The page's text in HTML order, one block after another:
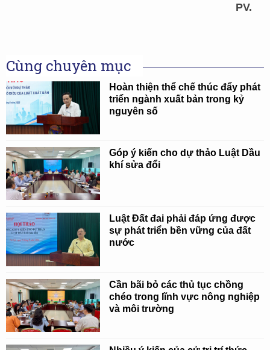
PV.
Cùng chuyên mục
Hoàn thiện thể chế thúc đẩy phát
triển ngành xuất bản trong kỷ
nguyên số
Góp ý kiến cho dự thảo Luật Dầu
khí sửa đổi
Luật Đất đai phải đáp ứng được
sự phát triển bền vững của đất
nước
Cần bãi bỏ các thủ tục chồng
chéo trong lĩnh vực nông nghiệp
và môi trường